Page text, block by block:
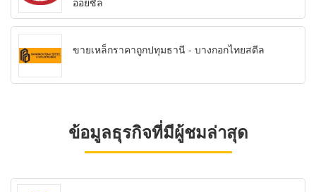
ขายเหล็กราคาถูกปทุมธานี - บางกอกไทยสตีล
ข้อมูลธุรกิจที่มีผู้ชมล่าสุด